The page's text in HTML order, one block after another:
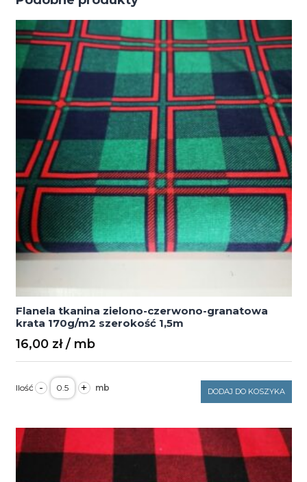
Flanela tkanina zielono-czerwono-granatowa
krata 170g/m2 szerokość 1,5m
16,00 zł
- ilość
Flanela
tkanina
granatowa
krata
170g/m2
1,5m
+ DODAJ DO KOSZYKA